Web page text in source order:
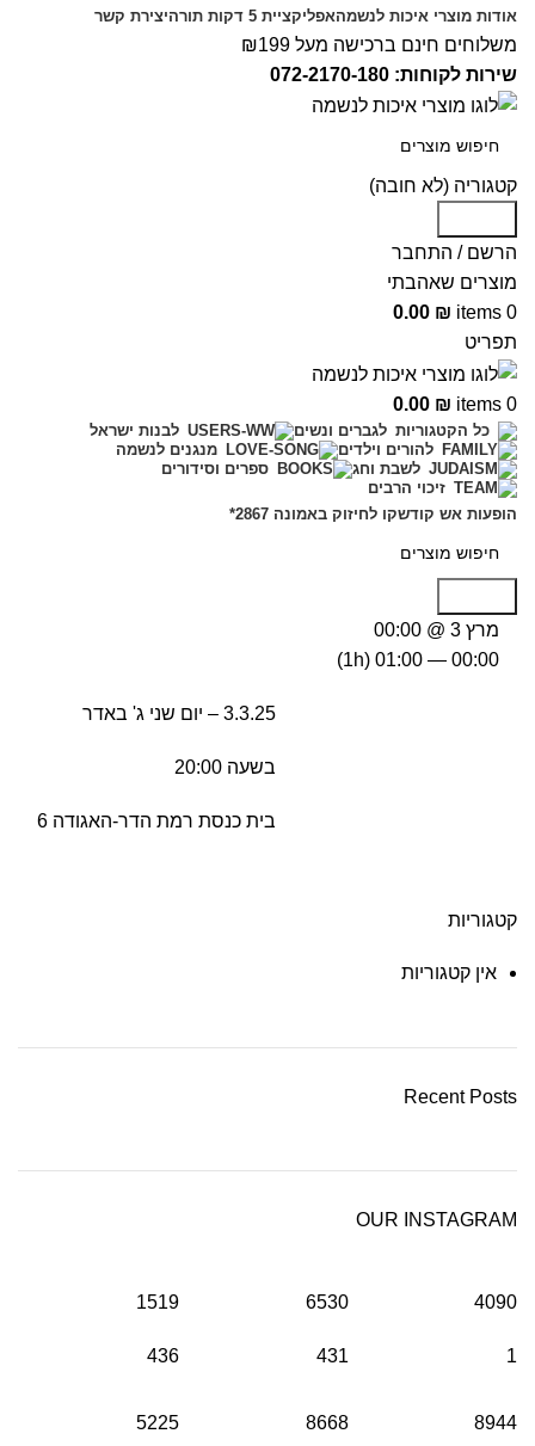
אודות מוצרי איכות לנשמהאפליקציית 5 דקות תורה יצירת קשר
משלוחים חינם ברכישה מעל ₪199
שירות לקוחות: 072-2170-180
קטגוריה (לא חובה)
הרשם / התחבר
מוצרים שאהבתי
0
items
0.00 ₪
תפריט
0
items
0.00 ₪
כל הקטגוריות לגברים ונשים
לבנות ישראל
להורים וילדים
מנגנים לנשמה
לשבת וחג
ספרים וסידורים
זיכוי הרבים
הופעות אש קודשקו לחיזוק באמונה 2867*
3.3.25 – יום שני ג' באדר
בשעה 20:00
בית כנסת רמת הדר-האגודה 6
מרץ 3 @ 00:00
00:00 — 01:00
(1h)
קטגוריות
אין קטגוריות
Recent Posts
OUR INSTAGRAM
4090
1
6530
431
1519
436
8944
8668
5225